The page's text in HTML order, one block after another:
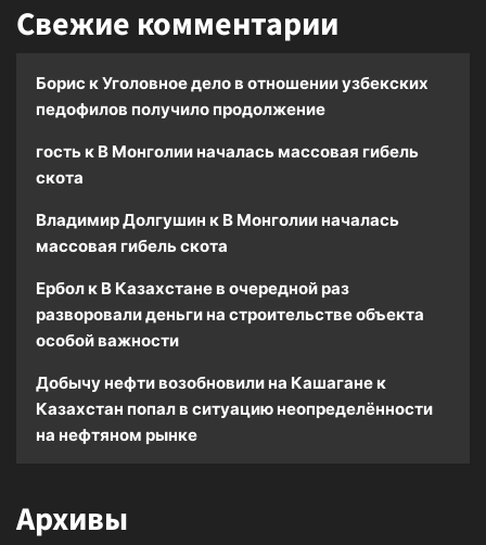
Свежие комментарии
Борис кУголовное дело в отношении узбекских
педофилов получило продолжение
гость к В Монголии началась массовая гибель
скота
Владимир Долгушин к В Монголии началась
массовая гибель скота
Ербол к В Казахстане в очередной раз
разворовали деньги на строительстве объекта
особой важности
Добычу нефти возобновили на Кашагане к
Казахстан попал в ситуацию неопределённости
на нефтяном рынке
Архивы